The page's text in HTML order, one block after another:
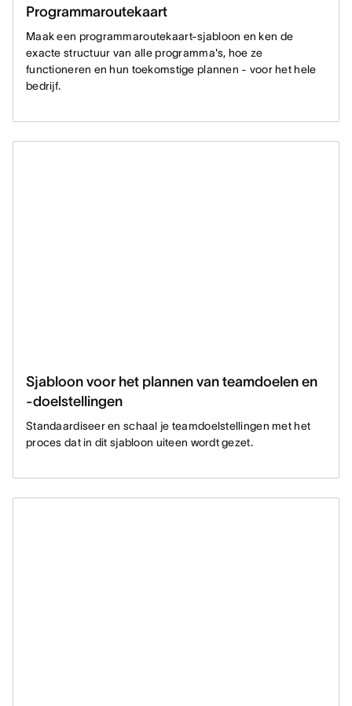
Programmaroutekaart
Maak een programmaroutekaart-sjabloon en ken de
exacte structuur van alle programma's, hoe ze
functioneren en hun toekomstige plannen - voor het hele
bedrijf.
Sjabloon voor het plannen van teamdoelen en
-doelstellingen
Standaardiseer en schaal je teamdoelstellingen met het
proces dat in dit sjabloon uiteen wordt gezet.